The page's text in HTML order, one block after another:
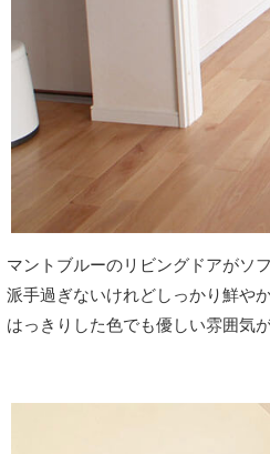
マントブルーのリビングドアがソ
派手過ぎないけれどしっかり鮮や
はっきりした色でも優しい雰囲気